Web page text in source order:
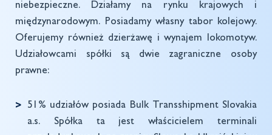
niebezpieczne. Działamy na rynku krajowych i
międzynarodowym. Posiadamy własny tabor kolejowy.
Oferujemy również dzierżawę i wynajem lokomotyw.
Udziałowcami spółki są dwie zagraniczne osoby
prawne:
51% udziałów posiada Bulk Transshipment Slovakia
a.s. Spółka ta jest właścicielem terminali